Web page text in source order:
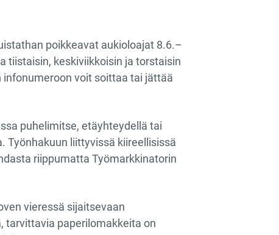
poikkeavat aukioloajat 8.6.–
tiistaisin, keskiviikkoisin ja torstaisin
voit soittaa tai jättää
puhelimitse, etäyhteydellä tai
Työnhakuun liittyvissä kiireellisissä
riippumatta Työmarkkinatorin
vieressä sijaitsevaan
tarvittavia paperilomakkeita on